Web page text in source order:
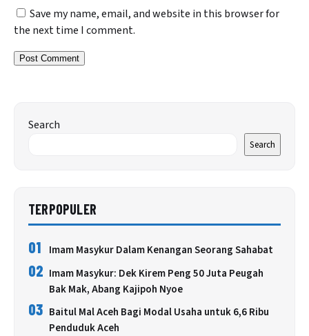
Save my name, email, and website in this browser for
the next time I comment.
Search
Search
TERPOPULER
01 Imam Masykur Dalam Kenangan Seorang Sahabat
02 Imam Masykur: Dek Kirem Peng 50 Juta Peugah
Bak Mak, Abang Kajipoh Nyoe
03 Baitul Mal Aceh Bagi Modal Usaha untuk 6,6 Ribu
Penduduk Aceh